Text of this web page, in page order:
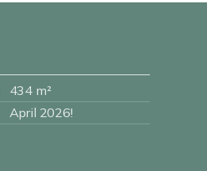
434 m²
April 2026!